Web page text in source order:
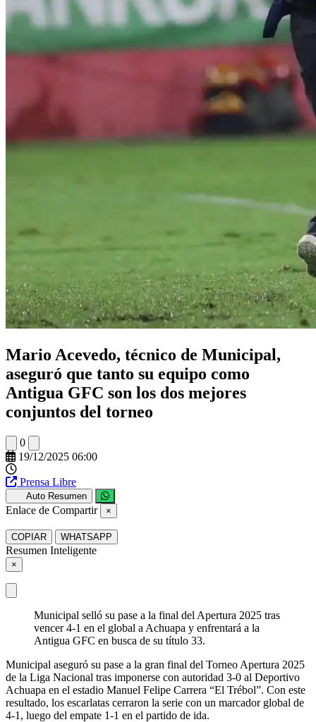
Mario Acevedo, técnico de Municipal,
aseguró que tanto su equipo como
Antigua GFC son los dos mejores
conjuntos del torneo
0
19/12/2025 06:00
Prensa Libre
Auto Resumen
Enlace de Compartir ×
COPIAR WHATSAPP
Resumen Inteligente
×
Municipal selló su pase a la final del Apertura 2025 tras
vencer 4-1 en el global a Achuapa y enfrentará a la
Antigua GFC en busca de su título 33.
Municipal aseguró su pase a la gran final del Torneo Apertura 2025
de la Liga Nacional tras imponerse con autoridad 3-0 al Deportivo
Achuapa en el estadio Manuel Felipe Carrera “El Trébol”. Con este
resultado, los escarlatas cerraron la serie con un marcador global de
4-1, luego del empate 1-1 en el partido de ida.